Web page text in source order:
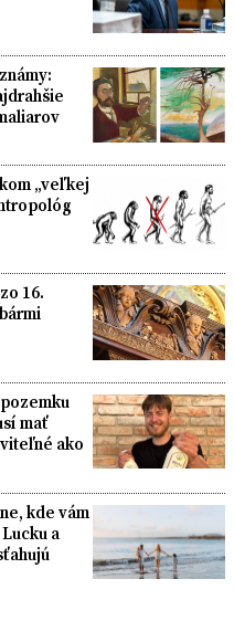
„veľkej
16.
mať
ako
kde vám
a